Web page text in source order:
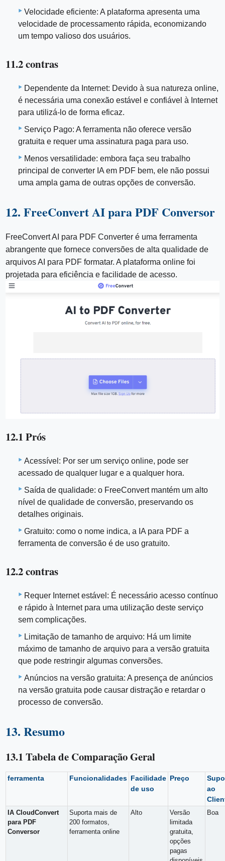
Velocidade eficiente: A plataforma apresenta uma
velocidade de processamento rápida, economizando
um tempo valioso dos usuários.
11.2 contras
Dependente da Internet: Devido à sua natureza online,
é necessária uma conexão estável e confiável à Internet
para utilizá-lo de forma eficaz.
Serviço Pago: A ferramenta não oferece versão
gratuita e requer uma assinatura paga para uso.
Menos versatilidade: embora faça seu trabalho
principal de converter IA em PDF bem, ele não possui
uma ampla gama de outras opções de conversão.
12. FreeConvert AI para PDF Conversor
FreeConvert AI para PDF Converter é uma ferramenta
abrangente que fornece conversões de alta qualidade de
arquivos AI para PDF formatar. A plataforma online foi
projetada para eficiência e facilidade de acesso.
12.1 Prós
Acessível: Por ser um serviço online, pode ser
acessado de qualquer lugar e a qualquer hora.
Saída de qualidade: o FreeConvert mantém um alto
nível de qualidade de conversão, preservando os
detalhes originais.
Gratuito: como o nome indica, a IA para PDF a
ferramenta de conversão é de uso gratuito.
12.2 contras
Requer Internet estável: É necessário acesso contínuo
e rápido à Internet para uma utilização deste serviço
sem complicações.
Limitação de tamanho de arquivo: Há um limite
máximo de tamanho de arquivo para a versão gratuita
que pode restringir algumas conversões.
Anúncios na versão gratuita: A presença de anúncios
na versão gratuita pode causar distração e retardar o
processo de conversão.
13. Resumo
13.1 Tabela de Comparação Geral
ferramenta Funcionalidades Facilidade
de uso
Preço
ao
IA CloudConvert
para PDF
Conversor
Suporta mais de
200 formatos,
ferramenta online
Alto
Versão
limitada
gratuita,
opções
pagas
Boa